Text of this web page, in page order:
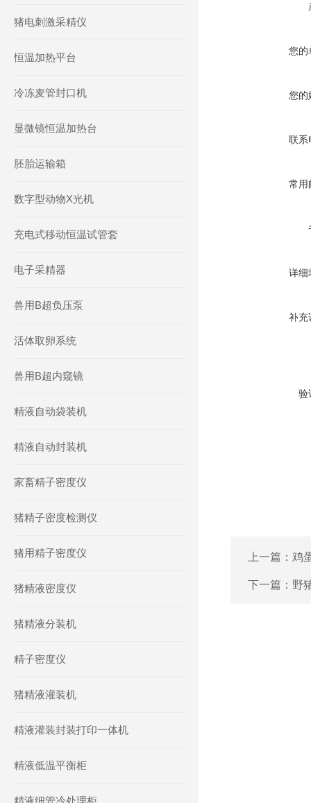
猪电刺激采精仪
恒温加热平台
冷冻麦管封口机
显微镜恒温加热台
胚胎运输箱
数字型动物X光机
充电式移动恒温试管套
电子采精器
兽用B超负压泵
活体取卵系统
兽用B超内窥镜
精液自动袋装机
精液自动封装机
家畜精子密度仪
猪精子密度检测仪
猪用精子密度仪
猪精液密度仪
猪精液分装机
精子密度仪
猪精液灌装机
精液灌装封装打印一体机
精液低温平衡柜
精液细管冷处理柜
您的
您的
联系
常用
详细
补充
验
上一篇： 鸡
下一篇： 野